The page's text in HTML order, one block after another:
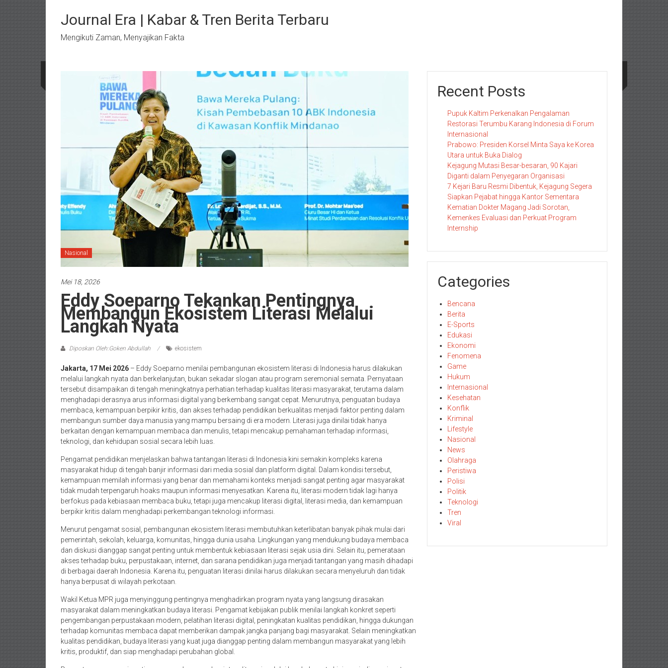
kontenJournal Era | Kabar & Tren Berita Terbaru
Mengikuti Zaman, Menyajikan Fakta
Nasional
Mei 18, 2026
Eddy Soeparno Tekankan Pentingnya
Membangun Ekosistem Literasi Melalui
Langkah Nyata
Diposkan Oleh:Goken Abdullah ekosistem
Jakarta, 17 Mei 2026 – Eddy Soeparno menilai pembangunan ekosistem literasi di Indonesia harus dilakukan
melalui langkah nyata dan berkelanjutan, bukan sekadar slogan atau program seremonial semata. Pernyataan
tersebut disampaikan di tengah meningkatnya perhatian terhadap kualitas literasi masyarakat, terutama dalam
menghadapi derasnya arus informasi digital yang berkembang sangat cepat. Menurutnya, penguatan budaya
membaca, kemampuan berpikir kritis, dan akses terhadap pendidikan berkualitas menjadi faktor penting dalam
membangun sumber daya manusia yang mampu bersaing di era modern. Literasi juga dinilai tidak hanya
berkaitan dengan kemampuan membaca dan menulis, tetapi mencakup pemahaman terhadap informasi,
teknologi, dan kehidupan sosial secara lebih luas.
Pengamat pendidikan menjelaskan bahwa tantangan literasi di Indonesia kini semakin kompleks karena
masyarakat hidup di tengah banjir informasi dari media sosial dan platform digital. Dalam kondisi tersebut,
kemampuan memilah informasi yang benar dan memahami konteks menjadi sangat penting agar masyarakat
tidak mudah terpengaruh hoaks maupun informasi menyesatkan. Karena itu, literasi modern tidak lagi hanya
berfokus pada kebiasaan membaca buku, tetapi juga mencakup literasi digital, literasi media, dan kemampuan
berpikir kritis dalam menghadapi perkembangan teknologi informasi.
Menurut pengamat sosial, pembangunan ekosistem literasi membutuhkan keterlibatan banyak pihak mulai dari
pemerintah, sekolah, keluarga, komunitas, hingga dunia usaha. Lingkungan yang mendukung budaya membaca
dan diskusi dianggap sangat penting untuk membentuk kebiasaan literasi sejak usia dini. Selain itu, pemerataan
akses terhadap buku, perpustakaan, internet, dan sarana pendidikan juga menjadi tantangan yang masih dihadapi
di berbagai daerah Indonesia. Karena itu, penguatan literasi dinilai harus dilakukan secara menyeluruh dan tidak
hanya berpusat di wilayah perkotaan.
Wakil Ketua MPR juga menyinggung pentingnya menghadirkan program nyata yang langsung dirasakan
masyarakat dalam meningkatkan budaya literasi. Pengamat kebijakan publik menilai langkah konkret seperti
pengembangan perpustakaan modern, pelatihan literasi digital, peningkatan kualitas pendidikan, hingga dukungan
terhadap komunitas membaca dapat memberikan dampak jangka panjang bagi masyarakat. Selain meningkatkan
kualitas pendidikan, budaya literasi yang kuat juga dianggap penting dalam membangun masyarakat yang lebih
kritis, produktif, dan siap menghadapi perubahan global.
Recent Posts
Pupuk Kaltim Perkenalkan Pengalaman
Restorasi Terumbu Karang Indonesia di Forum
Internasional
Prabowo: Presiden Korsel Minta Saya ke Korea
Utara untuk Buka Dialog
Kejagung Mutasi Besar-besaran, 90 Kajari
Diganti dalam Penyegaran Organisasi
7 Kejari Baru Resmi Dibentuk, Kejagung Segera
Siapkan Pejabat hingga Kantor Sementara
Kematian Dokter Magang Jadi Sorotan,
Kemenkes Evaluasi dan Perkuat Program
Internship
Categories
Bencana
Berita
E-Sports
Edukasi
Ekonomi
Fenomena
Game
Hukum
Internasional
Kesehatan
Konflik
Kriminal
Lifestyle
Nasional
News
Olahraga
Peristiwa
Polisi
Politik
Teknologi
Tren
Viral